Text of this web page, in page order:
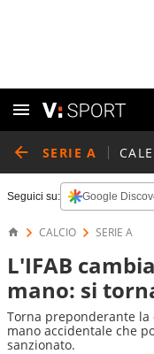
SERIE A
Seguici su: Google
CALCIO SERIE A
L'IFAB
mano: si
Torna preponderante
mano accidentale che
sanzionato.